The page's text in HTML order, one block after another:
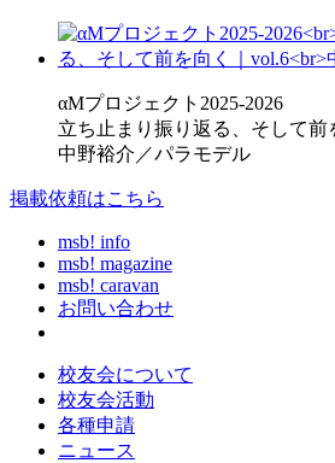
αMプロジェクト2025-2026
立ち止まり振り返る、そして前
中野裕介／パラモデル
掲載依頼はこちら
msb! info
msb! magazine
msb! caravan
お問い合わせ
校友会について
校友会活動
各種申請
ニュース